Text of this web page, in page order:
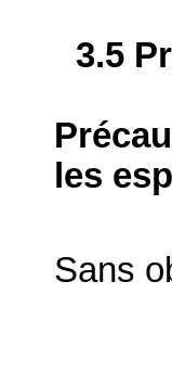
3.5
les
Sans